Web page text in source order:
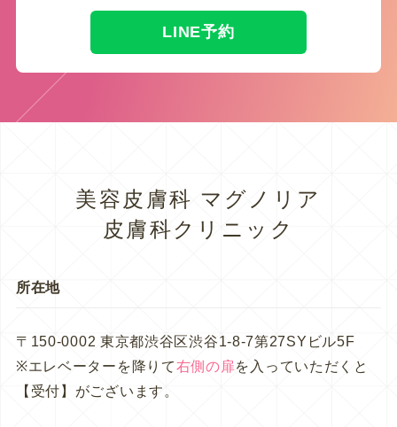
LINE予約
美容皮膚科 マグノリア
皮膚科クリニック
所在地
〒150-0002 東京都渋谷区渋谷1-8-7第27SYビル5F
※エレベーターを降りて右側の扉を入っていただくと
【受付】がございます。